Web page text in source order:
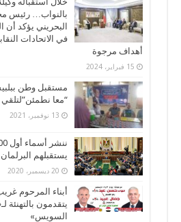
بالنواب… رئيس
البحريني يؤكد أن
في الاتحادات
أهداف مرجوة
15 فبراير، 2024
مستقبل وطن
“معا نطمئن”لتلقي
13 نوفمبر، 2021
يستقبلهم البرلمان
20 ديسمبر، 2020
أبناء المرحوم
يتقدمون بالتهنئة
السويس»